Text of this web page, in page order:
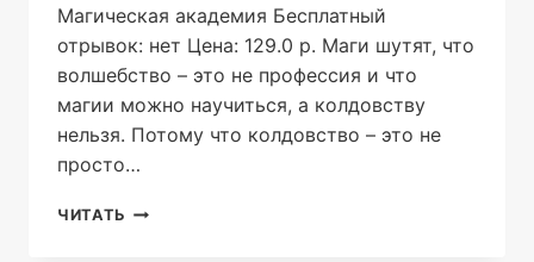
Магическая академия Бесплатный
отрывок: нет Цена: 129.0 р. Маги шутят, что
волшебство – это не профессия и что
магии можно научиться, а колдовству
нельзя. Потому что колдовство – это не
просто…
ЧИТАТЬ УРОКИ